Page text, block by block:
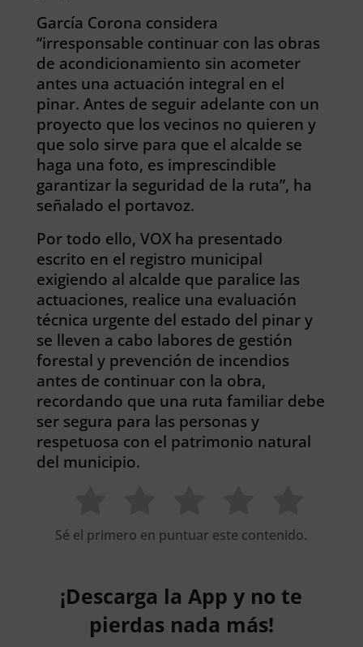
García Corona considera
“irresponsable continuar con las obras
de acondicionamiento sin acometer
antes una actuación integral en el
pinar. Antes de seguir adelante con un
proyecto que los vecinos no quieren y
que solo sirve para que el alcalde se
haga una foto, es imprescindible
garantizar la seguridad de la ruta”, ha
señalado el portavoz.
Por todo ello, VOX ha presentado
escrito en el registro municipal
exigiendo al alcalde que paralice las
actuaciones, realice una evaluación
técnica urgente del estado del pinar y
se lleven a cabo labores de gestión
forestal y prevención de incendios
antes de continuar con la obra,
recordando que una ruta familiar debe
ser segura para las personas y
respetuosa con el patrimonio natural
del municipio.
Sé el primero en puntuar este contenido.
¡Descarga la App y no te
pierdas nada más!